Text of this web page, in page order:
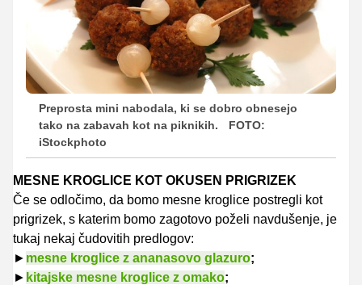
Preprosta mini nabodala, ki se dobro obnesejo
tako na zabavah kot na piknikih.
FOTO:
iStockphoto
MESNE KROGLICE KOT OKUSEN PRIGRIZEK
Če se odločimo, da bomo mesne kroglice postregli kot
prigrizek, s katerim bomo zagotovo poželi navdušenje, je
tukaj nekaj čudovitih predlogov:
► mesne kroglice z ananasovo glazuro;
► kitajske mesne kroglice z omako;